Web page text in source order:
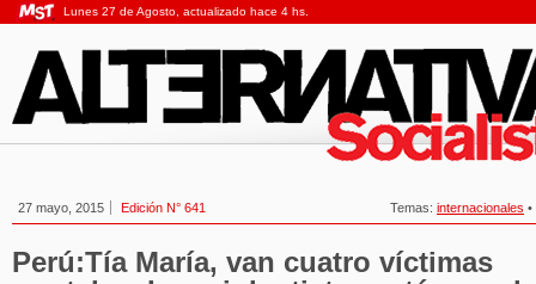
Lunes 27 de Agosto, actualizado hace 4 hs.
27 mayo, 2015 Edición N° 641 Temas: internacionales •
Perú:Tía María, van cuatro víctimas